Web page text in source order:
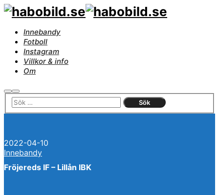
Innebandy
Fotboll
Instagram
Villkor & info
Om
SökHuvudmeny
2022-04-10
Innebandy
Fröjereds IF – Lillån IBK